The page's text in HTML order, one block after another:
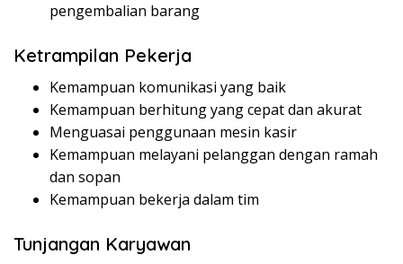
pengembalian barang
Ketrampilan Pekerja
Kemampuan komunikasi yang baik
Kemampuan berhitung yang cepat dan akurat
Menguasai penggunaan mesin kasir
Kemampuan melayani pelanggan dengan ramah
dan sopan
Kemampuan bekerja dalam tim
Tunjangan Karyawan